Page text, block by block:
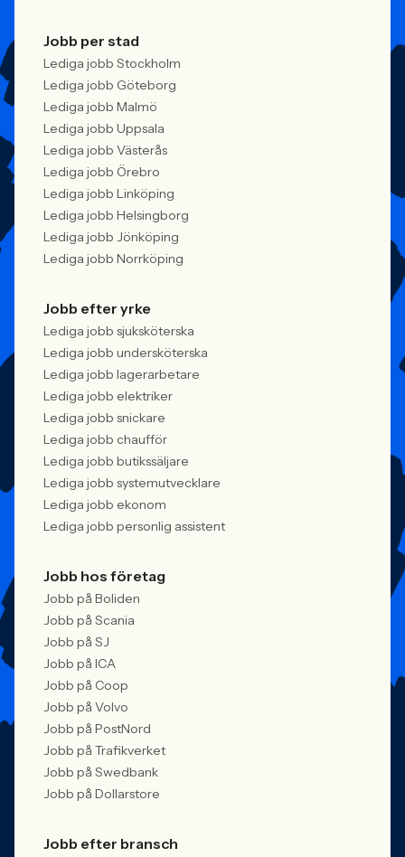
Jobb per stad
Lediga jobb Stockholm
Lediga jobb Göteborg
Lediga jobb Malmö
Lediga jobb Uppsala
Lediga jobb Västerås
Lediga jobb Örebro
Lediga jobb Linköping
Lediga jobb Helsingborg
Lediga jobb Jönköping
Lediga jobb Norrköping
Jobb efter yrke
Lediga jobb sjuksköterska
Lediga jobb undersköterska
Lediga jobb lagerarbetare
Lediga jobb elektriker
Lediga jobb snickare
Lediga jobb chaufför
Lediga jobb butikssäljare
Lediga jobb systemutvecklare
Lediga jobb ekonom
Lediga jobb personlig assistent
Jobb hos företag
Jobb på Boliden
Jobb på Scania
Jobb på SJ
Jobb på ICA
Jobb på Coop
Jobb på Volvo
Jobb på PostNord
Jobb på Trafikverket
Jobb på Swedbank
Jobb på Dollarstore
Jobb efter bransch